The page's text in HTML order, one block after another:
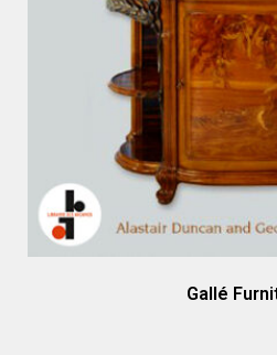
Gallé